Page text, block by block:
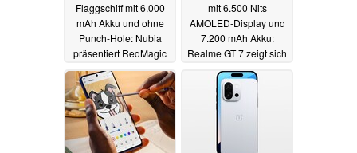
Flaggschiff mit 6.000
mAh Akku und ohne
Punch-Hole: Nubia
präsentiert RedMagic
10 Air16.04.2025
mit 6.500 Nits
AMOLED-Display und
7.200 mAh Akku:
Realme GT 7 zeigt sich
auf Bildern16.04.2025